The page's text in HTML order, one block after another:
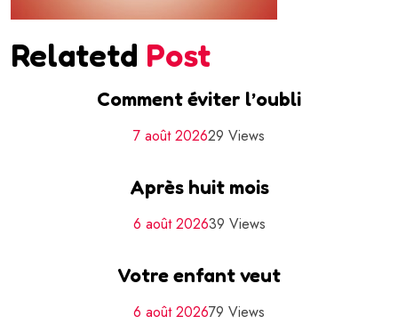
Relatetd Post
Comment éviter l’oubli
7 août 202629 Views
Après huit mois
6 août 202639 Views
Votre enfant veut
6 août 202679 Views